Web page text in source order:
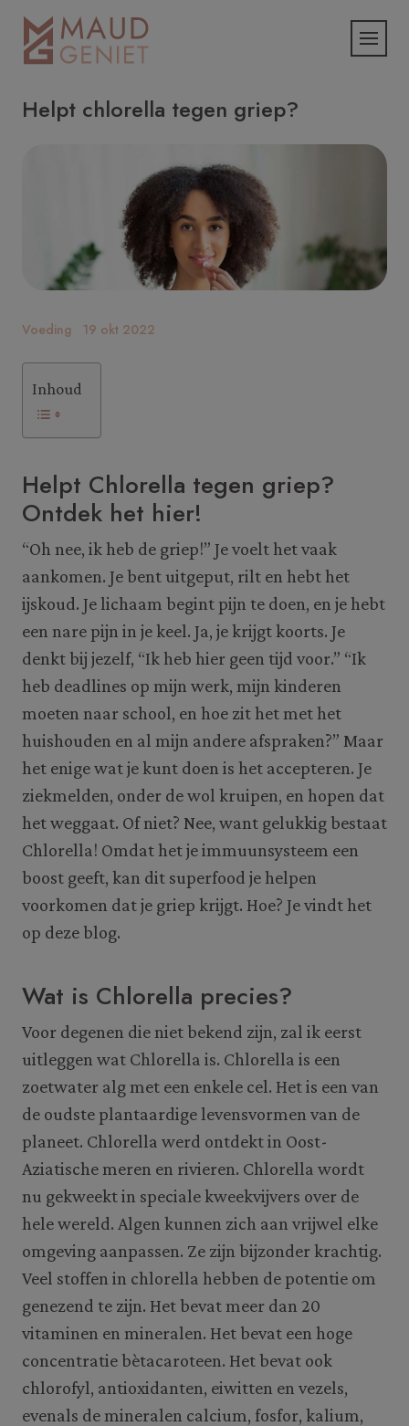
Helpt chlorella tegen griep?
Voeding 19 okt 2022
Inhoud
Helpt Chlorella tegen griep?
Ontdek het hier!
“Oh nee, ik heb de griep!” Je voelt het vaak
aankomen. Je bent uitgeput, rilt en hebt het
ijskoud. Je lichaam begint pijn te doen, en je hebt
een nare pijn in je keel. Ja, je krijgt koorts. Je
denkt bij jezelf, “Ik heb hier geen tijd voor.” “Ik
heb deadlines op mijn werk, mijn kinderen
moeten naar school, en hoe zit het met het
huishouden en al mijn andere afspraken?” Maar
het enige wat je kunt doen is het accepteren. Je
ziekmelden, onder de wol kruipen, en hopen dat
het weggaat. Of niet? Nee, want gelukkig bestaat
Chlorella! Omdat het je immuunsysteem een
boost geeft, kan dit superfood je helpen
voorkomen dat je griep krijgt. Hoe? Je vindt het
op deze blog.
Wat is Chlorella precies?
Voor degenen die niet bekend zijn, zal ik eerst
uitleggen wat Chlorella is. Chlorella is een
zoetwater alg met een enkele cel. Het is een van
de oudste plantaardige levensvormen van de
planeet. Chlorella werd ontdekt in Oost-
Aziatische meren en rivieren. Chlorella wordt
nu gekweekt in speciale kweekvijvers over de
hele wereld. Algen kunnen zich aan vrijwel elke
omgeving aanpassen. Ze zijn bijzonder krachtig.
Veel stoffen in chlorella hebben de potentie om
genezend te zijn. Het bevat meer dan 20
vitaminen en mineralen. Het bevat een hoge
concentratie bètacaroteen. Het bevat ook
chlorofyl, antioxidanten, eiwitten en vezels,
evenals de mineralen calcium, fosfor, kalium,